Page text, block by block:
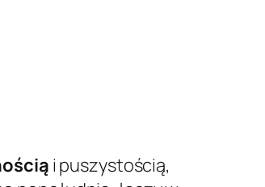
i puszystością,